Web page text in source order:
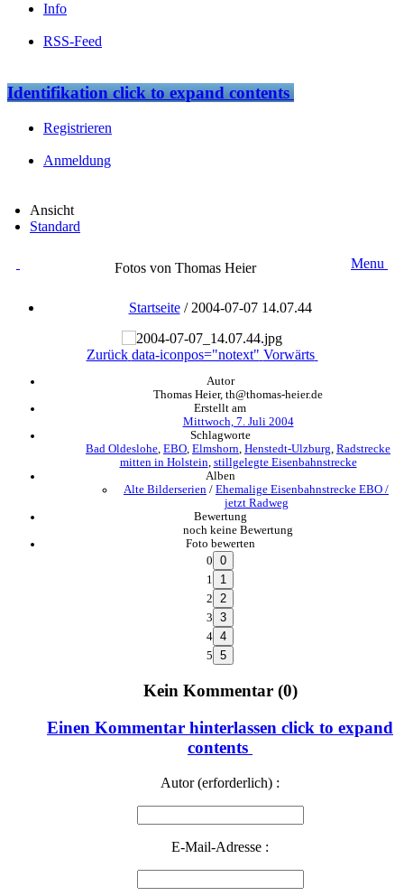
Info
RSS-Feed
Identifikationclick to expand contents
Registrieren
Anmeldung
Ansicht
Standard
Fotos von Thomas Heier Menu
Startseite/ 2004-07-07 14.07.44
Zurück data-iconpos="notext" Vorwärts
Autor
Thomas Heier, th@thomas-heier.de
Erstellt am
Mittwoch, 7. Juli 2004
Schlagworte
Bad Oldeslohe EBO Elmshorn Henstedt-Ulzburg Radstrecke
mitten in Holstein stillgelegte Eisenbahnstrecke
Alben
Alte Bilderserien / Ehemalige Eisenbahnstrecke EBO /
jetzt Radweg
Bewertung
noch keine Bewertung
Foto bewerten
0
1
2
3
4
5
Kein Kommentar (0)
Einen Kommentar hinterlassen click to expand
contents
Autor (erforderlich) :
E-Mail-Adresse :